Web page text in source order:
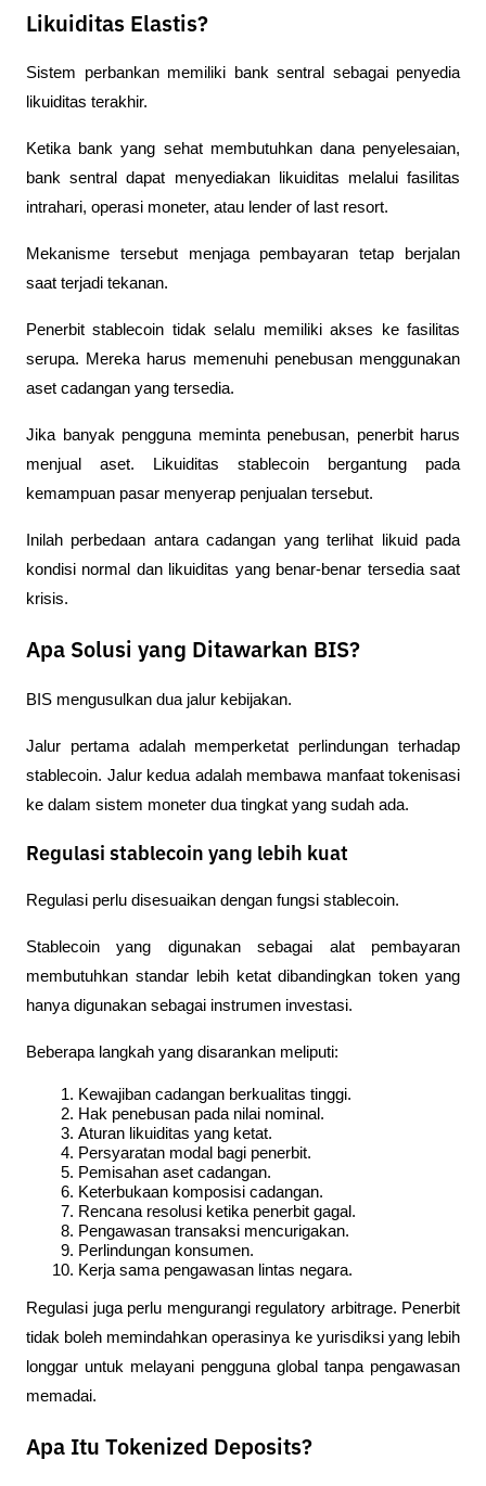
Likuiditas Elastis?
Sistem perbankan memiliki bank sentral sebagai penyedia
likuiditas terakhir.
Ketika bank yang sehat membutuhkan dana penyelesaian,
bank sentral dapat menyediakan likuiditas melalui fasilitas
intrahari, operasi moneter, atau lender of last resort.
Mekanisme tersebut menjaga pembayaran tetap berjalan
saat terjadi tekanan.
Penerbit stablecoin tidak selalu memiliki akses ke fasilitas
serupa. Mereka harus memenuhi penebusan menggunakan
aset cadangan yang tersedia.
Jika banyak pengguna meminta penebusan, penerbit harus
menjual aset. Likuiditas stablecoin bergantung pada
kemampuan pasar menyerap penjualan tersebut.
Inilah perbedaan antara cadangan yang terlihat likuid pada
kondisi normal dan likuiditas yang benar-benar tersedia saat
krisis.
Apa Solusi yang Ditawarkan BIS?
BIS mengusulkan dua jalur kebijakan.
Jalur pertama adalah memperketat perlindungan terhadap
stablecoin. Jalur kedua adalah membawa manfaat tokenisasi
ke dalam sistem moneter dua tingkat yang sudah ada.
Regulasi stablecoin yang lebih kuat
Regulasi perlu disesuaikan dengan fungsi stablecoin.
Stablecoin yang digunakan sebagai alat pembayaran
membutuhkan standar lebih ketat dibandingkan token yang
hanya digunakan sebagai instrumen investasi.
Beberapa langkah yang disarankan meliputi:
Kewajiban cadangan berkualitas tinggi.
Hak penebusan pada nilai nominal.
Aturan likuiditas yang ketat.
Persyaratan modal bagi penerbit.
Pemisahan aset cadangan.
Keterbukaan komposisi cadangan.
Rencana resolusi ketika penerbit gagal.
Pengawasan transaksi mencurigakan.
Perlindungan konsumen.
Kerja sama pengawasan lintas negara.
Regulasi juga perlu mengurangi regulatory arbitrage. Penerbit
tidak boleh memindahkan operasinya ke yurisdiksi yang lebih
longgar untuk melayani pengguna global tanpa pengawasan
memadai.
Apa Itu Tokenized Deposits?